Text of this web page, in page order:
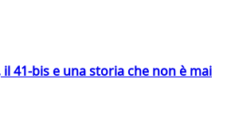
41-bis e una storia che non è mai